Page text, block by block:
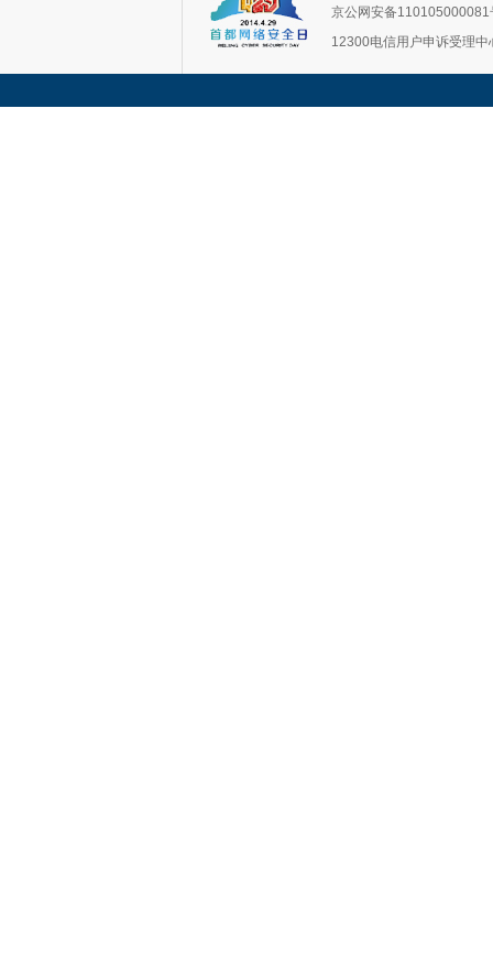
京公网安备110105000081
12300电信用户申诉受理中